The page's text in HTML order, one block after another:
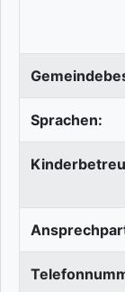
Sprachen: